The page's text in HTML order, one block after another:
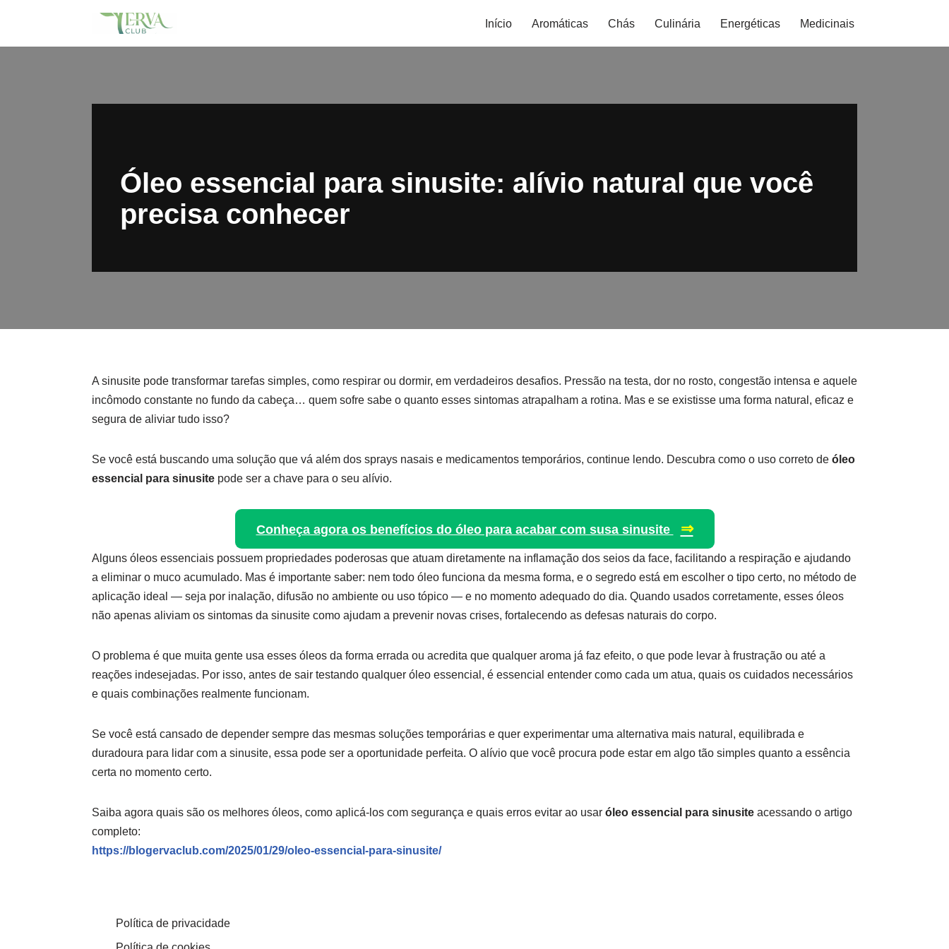
Início Aromáticas Chás Culinária Energéticas Medicinais
Óleo essencial para sinusite: alívio natural que você
precisa conhecer
A sinusite pode transformar tarefas simples, como respirar ou dormir, em verdadeiros desafios. Pressão na testa, dor no rosto, congestão intensa e aquele
incômodo constante no fundo da cabeça… quem sofre sabe o quanto esses sintomas atrapalham a rotina. Mas e se existisse uma forma natural, eficaz e
segura de aliviar tudo isso?
Se você está buscando uma solução que vá além dos sprays nasais e medicamentos temporários, continue lendo. Descubra como o uso correto de óleo
essencial para sinusite pode ser a chave para o seu alívio.
Conheça agora os benefícios do óleo para acabar com susa sinusite ⇒
Alguns óleos essenciais possuem propriedades poderosas que atuam diretamente na inflamação dos seios da face, facilitando a respiração e ajudando
a eliminar o muco acumulado. Mas é importante saber: nem todo óleo funciona da mesma forma, e o segredo está em escolher o tipo certo, no método de
aplicação ideal — seja por inalação, difusão no ambiente ou uso tópico — e no momento adequado do dia. Quando usados corretamente, esses óleos
não apenas aliviam os sintomas da sinusite como ajudam a prevenir novas crises, fortalecendo as defesas naturais do corpo.
O problema é que muita gente usa esses óleos da forma errada ou acredita que qualquer aroma já faz efeito, o que pode levar à frustração ou até a
reações indesejadas. Por isso, antes de sair testando qualquer óleo essencial, é essencial entender como cada um atua, quais os cuidados necessários
e quais combinações realmente funcionam.
Se você está cansado de depender sempre das mesmas soluções temporárias e quer experimentar uma alternativa mais natural, equilibrada e
duradoura para lidar com a sinusite, essa pode ser a oportunidade perfeita. O alívio que você procura pode estar em algo tão simples quanto a essência
certa no momento certo.
Saiba agora quais são os melhores óleos, como aplicá-los com segurança e quais erros evitar ao usar óleo essencial para sinusite acessando o artigo
completo:
https://blogervaclub.com/2025/01/29/oleo-essencial-para-sinusite/
Política de privacidade